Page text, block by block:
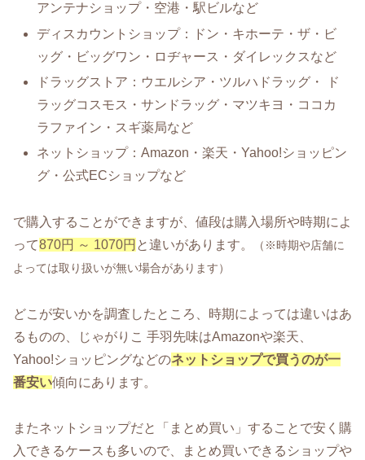
アンテナショップ・空港・駅ビルなど
ディスカウントショップ：ドン・キホーテ・ザ・ビ
ッグ・ビッグワン・ロヂャース・ダイレックスなど
ドラッグストア：ウエルシア・ツルハドラッグ・ ド
ラッグコスモス・サンドラッグ・マツキヨ・ココカ
ラファイン・スギ薬局など
ネットショップ：Amazon・楽天・Yahoo!ショッピン
グ・公式ECショップなど
で購入することができますが、値段は購入場所や時期によ
って870円 ～ 1070円 と違いがあります。
（※時期や店舗に
よっては取り扱いが無い場合があります）
どこが安いかを調査したところ、時期によっては違いはあ
るものの、じゃがりこ 手羽先味はAmazonや楽天、
Yahoo!ショッピングなどのネットショップで買うのが一
番安い傾向にあります。
またネットショップだと「まとめ買い」することで安く購
入できるケースも多いので、まとめ買いできるショップや